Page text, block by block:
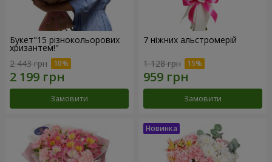
Букет"15 різнокольорових
хризантем!"
2 443 грн
Замовити
7 ніжних альстромерій
1 128 грн
Замовити